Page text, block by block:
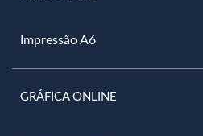
Impressão A6
GRÁFICA ONLINE